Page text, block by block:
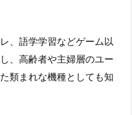
、語学学習などゲーム以
、高齢者や主婦層のユー
類まれな機種としても知